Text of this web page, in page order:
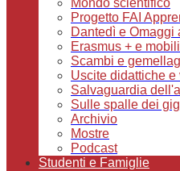
Mondo scientifico
Progetto FAI
Dantedì e Omaggi
Erasmus + e
Scambi e
Uscite didattiche e
Salvaguardia
Sulle spalle dei
Archivio
Mostre
Podcast
Studenti e Famiglie